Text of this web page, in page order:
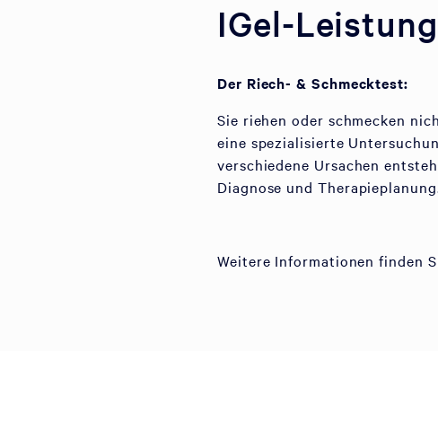
IGel-
Der Riech- & Schmecktest:
Sie riehen oder schmecken
eine spezialisierte
verschiedene Ursachen
Diagnose und
Weitere Informationen finden